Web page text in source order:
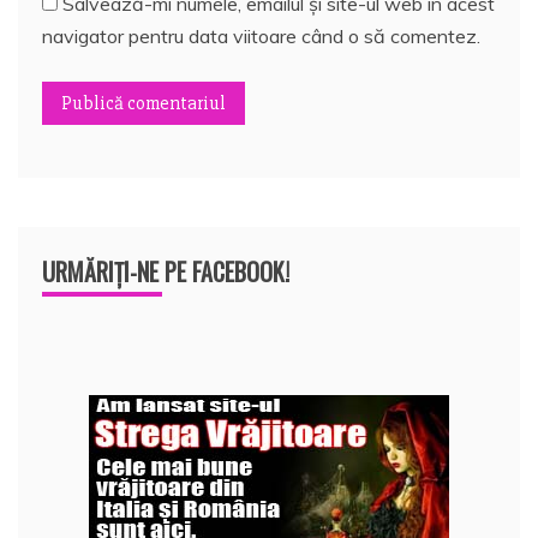
navigator pentru data viitoare când o să comentez.
URMĂRIȚI-NE PE FACEBOOK!